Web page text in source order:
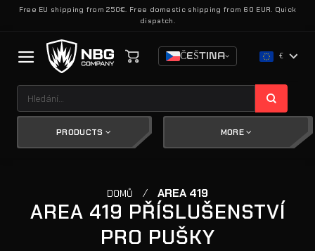
Přeskočit
Free EU shipping from 250€. Free domestic shipping from 60 EUR. Quick
dispatch.
ČEŠTINA €
PRODUCTS MORE
DOMŮ / AREA 419
AREA 419 PŘÍSLUŠENSTVÍ
PRO PUŠKY